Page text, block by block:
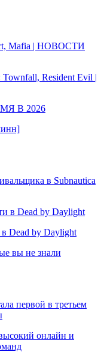
Mafia | НОВОСТИ
Townfall, Resident Evil |
В 2026
в Subnautica
в Dead by Daylight
Dead by Daylight
вы не знали
первой в третьем
онлайн и